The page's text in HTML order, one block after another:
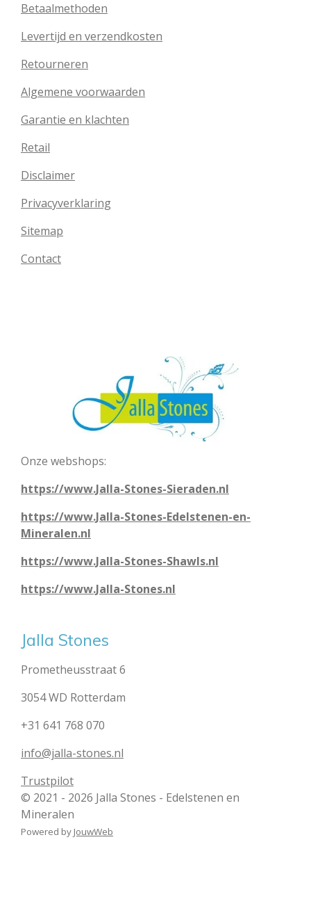
Betaalmethoden
Levertijd en verzendkosten
Retourneren
Algemene voorwaarden
Garantie en klachten
Retail
Disclaimer
Privacyverklaring
Sitemap
Contact
Onze webshops:
https://www.Jalla-Stones-Sieraden.nl
https://www.Jalla-Stones-Edelstenen-en-
Mineralen.nl
https://www.Jalla-Stones-Shawls.nl
https://www.Jalla-Stones.nl
Jalla Stones
Prometheusstraat 6
3054 WD Rotterdam
+31 641 768 070
info@jalla-stones.nl
Trustpilot
© 2021 - 2026 Jalla Stones - Edelstenen en
Mineralen
Powered by JouwWeb